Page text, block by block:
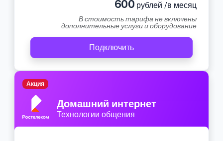
600 рублей /в месяц
В стоимость тарифа не включены
дополнительные услуги и оборудование
Подключить
Домашний интернет
Технологии общения
Акция